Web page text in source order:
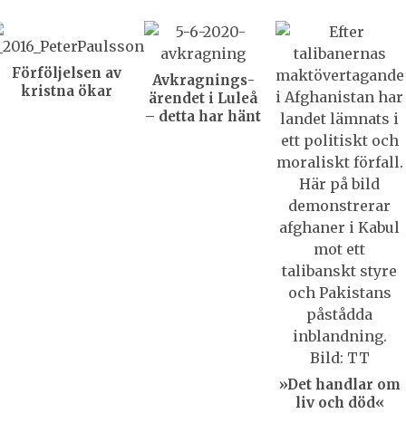
Förföljelsen av
kristna ökar
Avkragnings­
ärendet i Luleå
– detta har hänt
»Det handlar om
liv och död«